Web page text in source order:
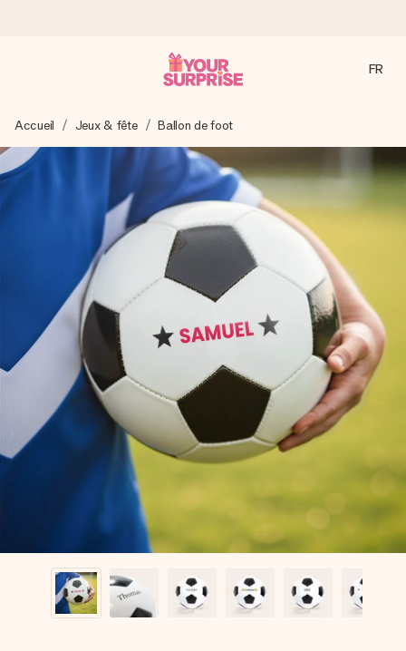
Nous préparons votre cadeau avec attention et l’envoyons
en un éclair – pour que vous puissiez l’offrir au bon moment,
quand cela compte le plus.
4,8 (sur la base de +15 000 avis)
Nos cadeaux sont appréciés. Les clients nous attribuent
une note de 4,8 sur Google Reviews (total de tous les
pays où nous sommes présents).
Carte de vœux gratuite
Créez quelque chose d’unique en quelques étapes – avec
son prénom, votre photo ou un message qui touche le cœur.
Sans complications, juste tout l’amour pour le moment idéal.
FR
Accueil Jeux & fête Ballon de foot